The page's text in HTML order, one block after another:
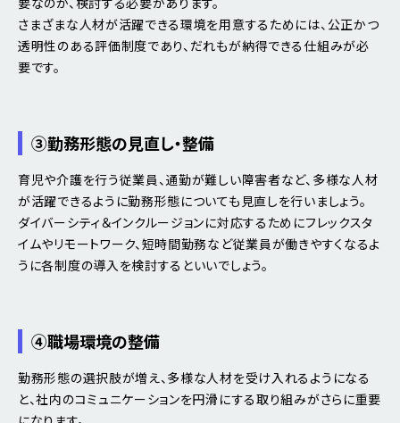
さまざまな人材が活躍できる環境を用意するためには、公正かつ
透明性のある評価制度であり、だれもが納得できる仕組みが必
要です。
③勤務形態の見直し・整備
育児や介護を行う従業員、通勤が難しい障害者など、多様な人材
が活躍できるように勤務形態についても見直しを行いましょう。
ダイバーシティ＆インクルージョンに対応するためにフレックスタ
イムやリモートワーク、短時間勤務など従業員が働きやすくなるよ
うに各制度の導入を検討するといいでしょう。
④職場環境の整備
勤務形態の選択肢が増え、多様な人材を受け入れるようになる
と、社内のコミュニケーションを円滑にする取り組みがさらに重要